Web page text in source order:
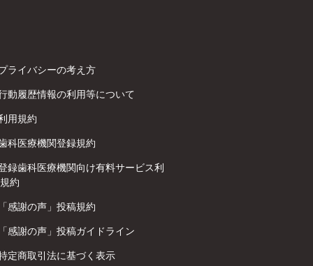
ライバシーの考え方
動履歴情報の利用等について
用規約
科医療機関登録規約
録歯科医療機関向け有料サービス利
約
「感謝の声」投稿規約
「感謝の声」投稿ガイドライン
定商取引法に基づく表示